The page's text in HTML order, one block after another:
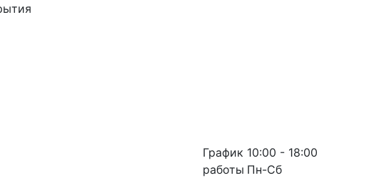
График
работы
10:00 - 18:00
Пн-Сб